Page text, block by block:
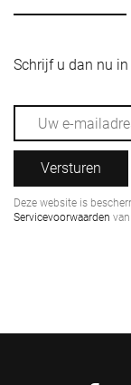
Schrijf u dan nu in
Versturen
Deze website is
Servicevoorwaarden